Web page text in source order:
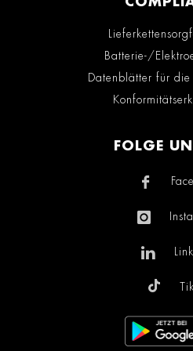
Batterie-/
Datenblätter für
FOLGE